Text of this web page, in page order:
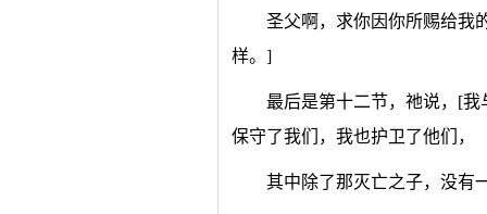
圣父啊，求你因你所赐给我
样。]
最后是第十二节，祂说，[
保守了我们，我也护卫了他们，
其中除了那灭亡之子，没有